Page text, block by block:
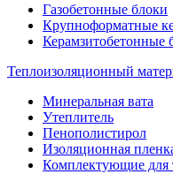
Газобетонные блоки
Крупноформатные
Керамзитобетонные
Теплоизоляционный
Минеральная вата
Утеплитель
Пенополистирол
Изоляционная
Комплектующие для